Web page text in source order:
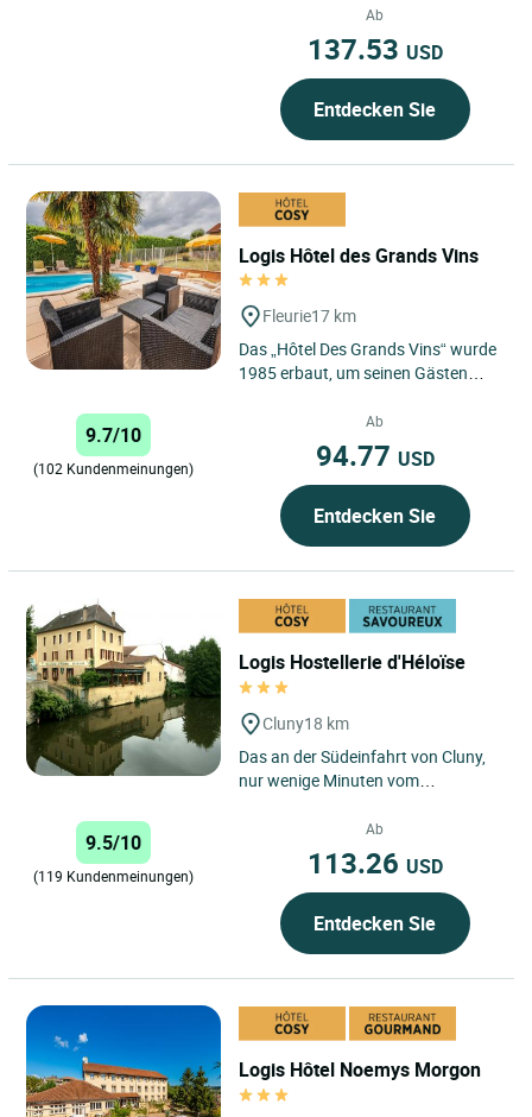
nur wenige Minuten...
Ab
137.53 USD
Entdecken Sie
Logis Hôtel des Grands Vins
Fleurie17 km
Das „Hôtel Des Grands Vins“ wurde
1985 erbaut, um seinen Gästen
Entspannung und des Komforts...
9.7/10
(102 Kundenmeinungen)
Ab
94.77 USD
Entdecken Sie
Logis Hostellerie d'Héloïse
Cluny18 km
Das an der Südeinfahrt von Cluny,
nur wenige Minuten vom
entfernt sowie zu Beginn der
9.5/10
(119 Kundenmeinungen)
Ab
113.26 USD
Entdecken Sie
Logis Hôtel Noemys Morgon